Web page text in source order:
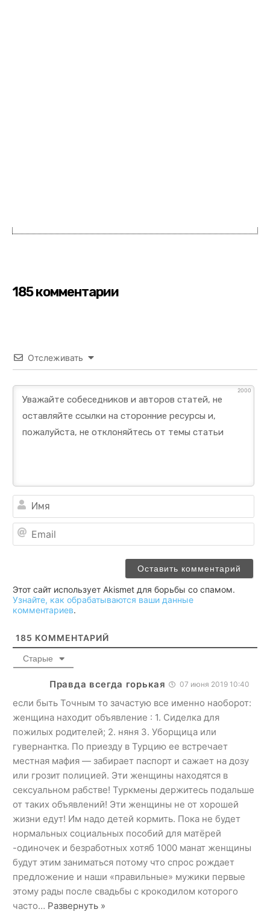
185 комментарии
Отслеживать
2000
Этот сайт использует Akismet для борьбы со спамом.
Узнайте, как обрабатываются ваши данные
комментариев.
185 КОММЕНТАРИЙ
Старые
Правда всегда горькая 07 июня 2019 10:40
если быть Точным то зачастую все именно наоборот:
женщина находит объявление : 1. Сиделка для
пожилых родителей; 2. няня 3. Уборщица или
гувернантка. По приезду в Турцию ее встречает
местная мафия — забирает паспорт и сажает на дозу
или грозит полицией. Эти женщины находятся в
сексуальном рабстве! Туркмены держитесь подальше
от таких объявлений! Эти женщины не от хорошей
жизни едут! Им надо детей кормить. Пока не будет
нормальных социальных пособий для матёрей
-одиночек и безработных хотяб 1000 манат женщины
будут этим заниматься потому что спрос рождает
предложение и наши «правильные» мужики первые
этому рады после свадьбы с крокодилом которого
часто… Развернуть »